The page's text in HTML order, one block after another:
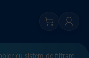
cu sistem de filtrare